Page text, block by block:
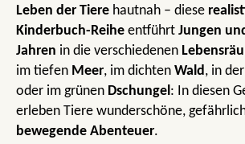
Leben der Tiere hautnah – diese
Kinderbuch-Reihe entführt Jungen
Jahren in die verschiedenen
im tiefen Meer, im dichten Wald, in
oder im grünen Dschungel: In diesen
erleben Tiere wunderschöne,
bewegende Abenteuer.